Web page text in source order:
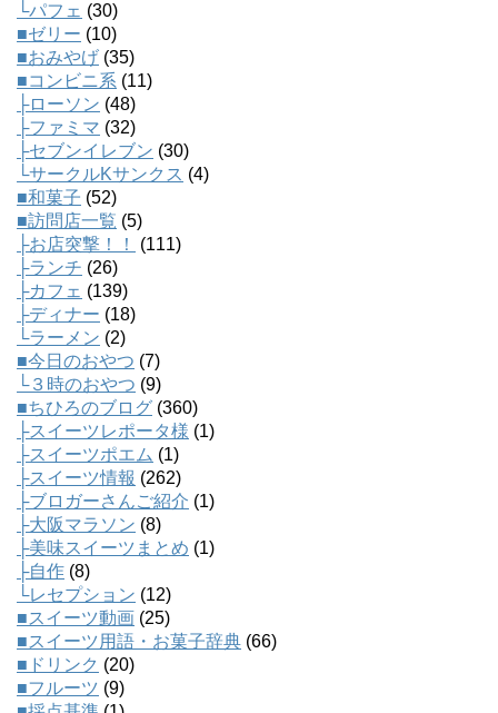
└パフェ (30)
■ゼリー (10)
■おみやげ (35)
■コンビニ系 (11)
├ローソン (48)
├ファミマ (32)
├セブンイレブン (30)
└サークルKサンクス (4)
■和菓子 (52)
■訪問店一覧 (5)
├お店突撃！！
(111)
├ランチ (26)
├カフェ (139)
├ディナー (18)
└ラーメン (2)
■今日のおやつ (7)
└３時のおやつ (9)
■ちひろのブログ (360)
├スイーツレポータ様 (1)
├スイーツポエム (1)
├スイーツ情報 (262)
├ブロガーさんご紹介 (1)
├大阪マラソン (8)
├美味スイーツまとめ (1)
├自作 (8)
└レセプション (12)
■スイーツ動画 (25)
■スイーツ用語・お菓子辞典 (66)
■ドリンク (20)
■フルーツ (9)